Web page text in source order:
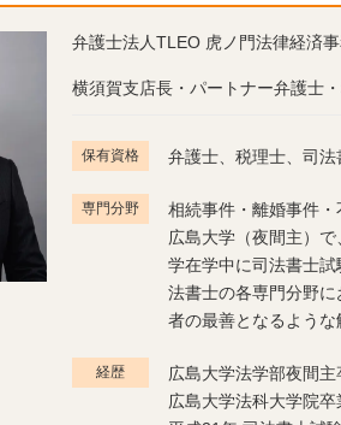
弁護士法人TLEO 虎ノ門法律経済
横須賀支店長・パートナー弁護士
保有資格 弁護士、税理士、司法
専門分野
相続事件・離婚事件
広島大学（夜間主）
学在学中に司法書士
法書士の各専門分野
者の最善となるような
経歴
広島大学法学部夜間主
広島大学法科大学院卒